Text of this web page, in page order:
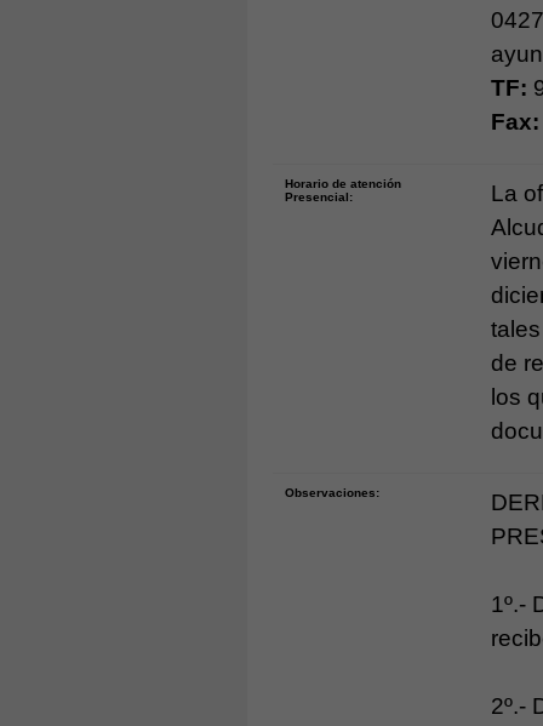
TF:
Fax:
Horario de atención
Presencial:
La
de
los
Observaciones:
1º.-
2º.-